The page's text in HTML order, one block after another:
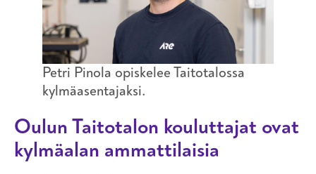
Petri Pinola opiskelee Taitotalossa
kylmäasentajaksi.
Oulun Taitotalon kouluttajat ovat
kylmäalan ammattilaisia